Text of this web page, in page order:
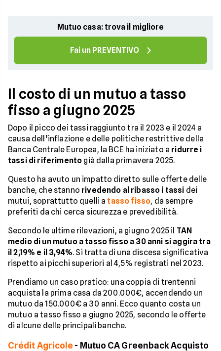
Mutuo casa: trova il migliore
Fai un PREVENTIVO
Il costo di un mutuo a tasso
fisso a giugno 2025
Dopo il picco dei tassi raggiunto tra il 2023 e il 2024 a
causa dell’inflazione e delle politiche restrittive della
Banca Centrale Europea, la BCE ha iniziato a ridurre i
tassi di riferimento già dalla primavera 2025.
Questo ha avuto un impatto diretto sulle offerte delle
banche, che stanno rivedendo al ribasso i tassi dei
mutui, soprattutto quelli a tasso fisso, da sempre
preferiti da chi cerca sicurezza e prevedibilità.
Secondo le ultime rilevazioni, a giugno 2025 il TAN
medio di un mutuo a tasso fisso a 30 anni si aggira tra
il 2,19% e il 3,94%. Si tratta di una discesa significativa
rispetto ai picchi superiori al 4,5% registrati nel 2023.
Prendiamo un caso pratico: una coppia di trentenni
acquista la prima casa da 200.000€, accendendo un
mutuo da 150.000€ a 30 anni. Ecco quanto costa un
mutuo a tasso fisso a giugno 2025, secondo le offerte
di alcune delle principali banche.
Crédit Agricole - Mutuo CA Greenback Acquisto